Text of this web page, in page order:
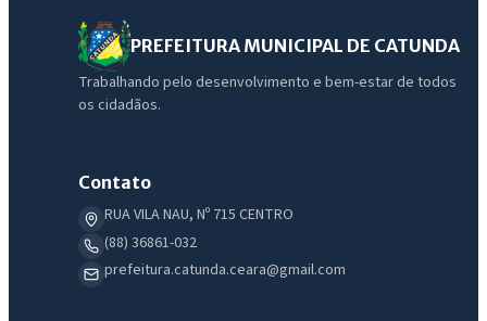
PREFEITURA MUNICIPAL DE CATUNDA
Trabalhando pelo desenvolvimento e bem-estar de todos
os cidadãos.
Contato
RUA VILA NAU, Nº 715 CENTRO
(88) 36861-032
prefeitura.catunda.ceara@gmail.com